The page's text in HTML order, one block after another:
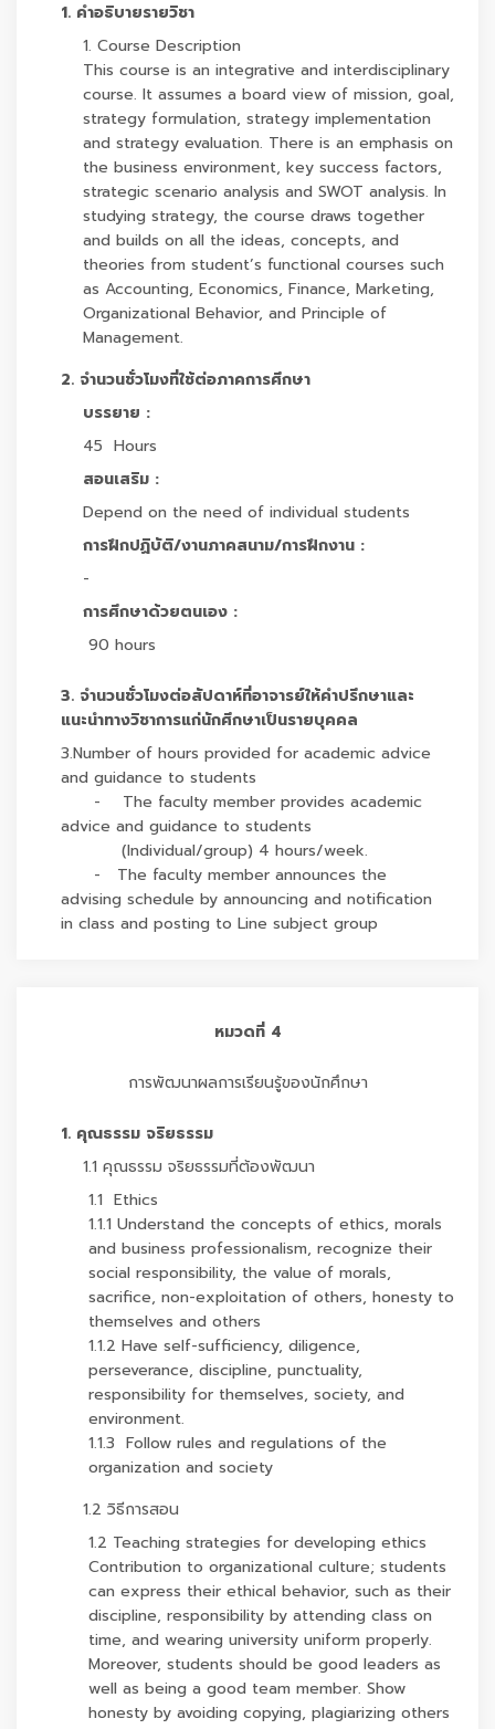
1. คำอธิบายรายวิชา
1. Course Description
This course is an integrative and interdisciplinary
course. It assumes a board view of mission, goal,
strategy formulation, strategy implementation
and strategy evaluation. There is an emphasis on
the business environment, key success factors,
strategic scenario analysis and SWOT analysis. In
studying strategy, the course draws together
and builds on all the ideas, concepts, and
theories from student’s functional courses such
as Accounting, Economics, Finance, Marketing,
Organizational Behavior, and Principle of
Management.
2. จำนวนชั่วโมงที่ใช้ต่อภาคการศึกษา
บรรยาย :
45 Hours
สอนเสริม :
Depend on the need of individual students
การฝึกปฏิบัติ/งานภาคสนาม/การฝึกงาน :
-
การศึกษาด้วยตนเอง :
90 hours
3. จำนวนชั่วโมงต่อสัปดาห์ที่อาจารย์ให้คำปรึกษาและ
แนะนำทางวิชาการแก่นักศึกษาเป็นรายบุคคล
3.Number of hours provided for academic advice
and guidance to students
- The faculty member provides academic
advice and guidance to students
(Individual/group) 4 hours/week.
- The faculty member announces the
advising schedule by announcing and notification
in class and posting to Line subject group
หมวดที่ 4
การพัฒนาผลการเรียนรู้ของนักศึกษา
1. คุณธรรม จริยธรรม
1.1 คุณธรรม จริยธรรมที่ต้องพัฒนา
1.1 Ethics
1.1.1 Understand the concepts of ethics, morals
and business professionalism, recognize their
social responsibility, the value of morals,
sacrifice, non-exploitation of others, honesty to
themselves and others
1.1.2 Have self-sufficiency, diligence,
perseverance, discipline, punctuality,
responsibility for themselves, society, and
environment.
1.1.3 Follow rules and regulations of the
organization and society
1.2 วิธีการสอน
1.2 Teaching strategies for developing ethics
Contribution to organizational culture; students
can express their ethical behavior, such as their
discipline, responsibility by attending class on
time, and wearing university uniform properly.
Moreover, students should be good leaders as
well as being a good team member. Show
honesty by avoiding copying, plagiarizing others